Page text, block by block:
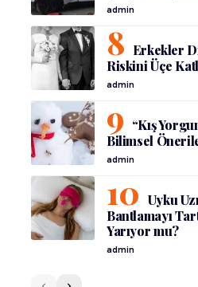
admin
Erkekler
Riskini Üçe
admin
“Kış
Bilimsel
admin
Uyku
Bantlamayı
Yarıyor mu?
admin